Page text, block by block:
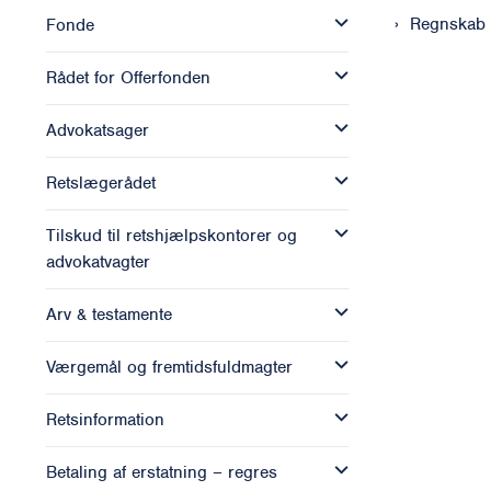
Fonde
Rådet for Offerfonden
Advokatsager
Retslægerådet
Tilskud til retshjælpskontorer og
advokatvagter
Arv & testamente
Værgemål og fremtidsfuldmagter
Retsinformation
Betaling af erstatning – regres
Regnskab